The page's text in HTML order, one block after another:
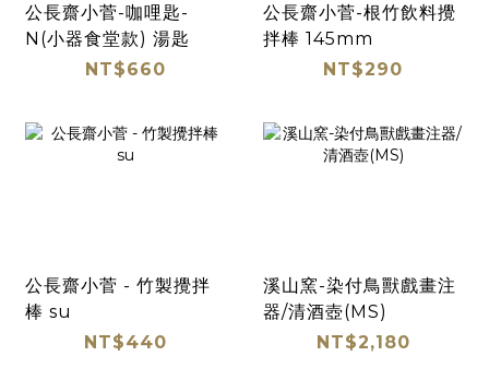
公長齋小菅-咖哩匙-
N(小器食堂款) 湯匙
NT$660
公長齋小菅-根竹飲料攪
拌棒 145mm
NT$290
公長齋小菅 - 竹製攪拌
棒 su
NT$440
溪山窯-染付鳥獸戲畫注
器/清酒壺(MS)
NT$2,180